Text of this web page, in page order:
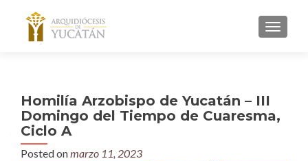
MENU
Homilía Arzobispo de Yucatán – III
Domingo del Tiempo de Cuaresma,
Ciclo A
Posted onmarzo 11, 2023